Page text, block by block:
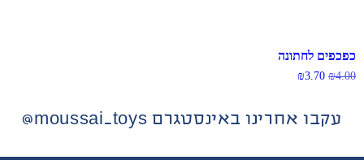
כפכפים לחתונה
₪4.00
₪3.70
עקבו אחרינו באינסטגרם moussai_toys@